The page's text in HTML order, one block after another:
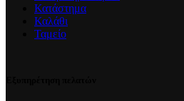
Κατάστημα
Καλάθι
Ταμείο